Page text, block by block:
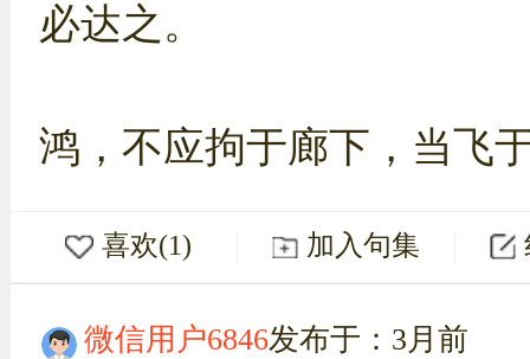
必达之。
鸿，不应拘于廊下，当飞
喜欢(1) 加入句集
微信用户6846发布于：3月前